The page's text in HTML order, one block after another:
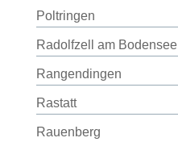
Poltringen
Radolfzell am Bodensee
Rangendingen
Rastatt
Rauenberg